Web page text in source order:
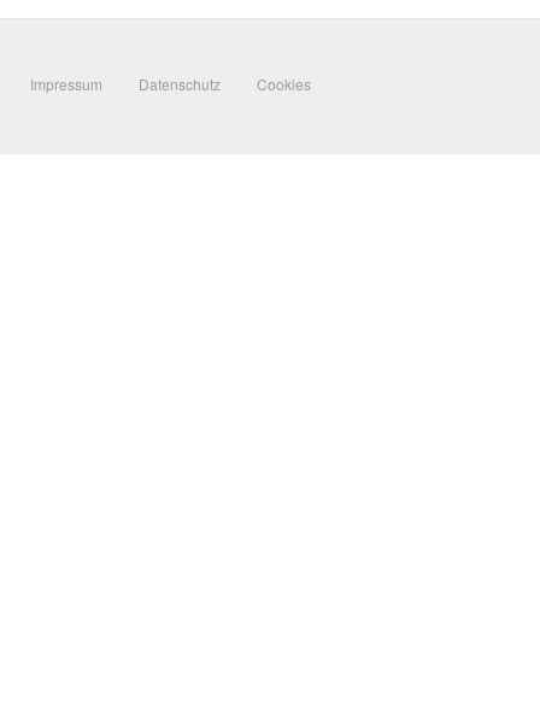
Impressum Datenschutz Cookies